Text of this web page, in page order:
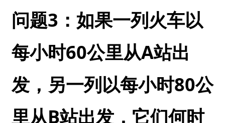
问题3：如果一列火车以
每小时60公里从A站出
发，另一列以每小时80公
里从B站出发，它们何时